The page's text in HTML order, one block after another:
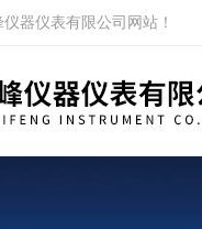
器仪表有限公司网站！